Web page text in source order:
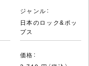
ジャンル：
日本のロック&ポッ
プス
価格：